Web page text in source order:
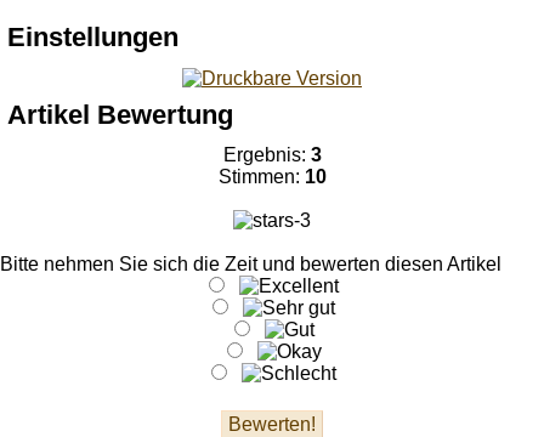
Einstellungen
Artikel Bewertung
Ergebnis: 3
Stimmen: 10
Bitte nehmen Sie sich die Zeit und bewerten diesen Artikel